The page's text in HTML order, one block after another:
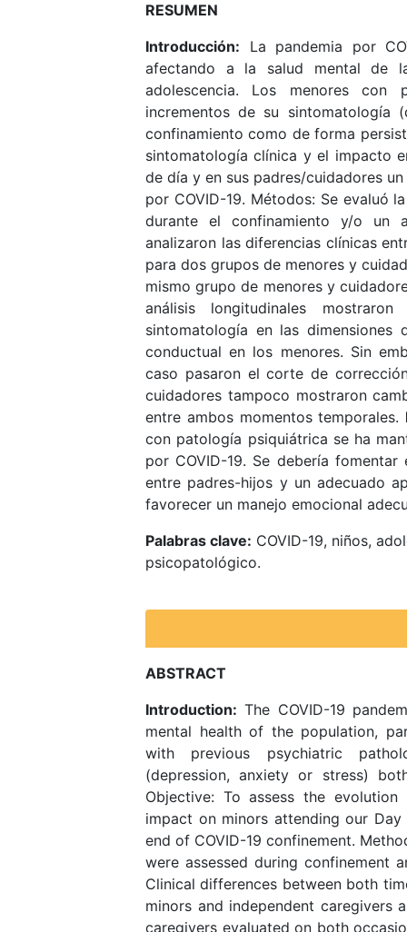
RESUMEN
Introducción: La pandemia por
afectando a la salud mental de
adolescencia. Los menores con
incrementos de su sintomatología
confinamiento como de forma
sintomatología clínica y el impacto
de día y en sus padres/cuidadores
por COVID-19. Métodos: Se evaluó
durante el confinamiento y/o un
analizaron las diferencias clínicas
para dos grupos de menores y
mismo grupo de menores y
análisis longitudinales
sintomatología en las
conductual en los menores. Sin
caso pasaron el corte de
cuidadores tampoco mostraron
entre ambos momentos temporales.
con patología psiquiátrica se ha
por COVID-19. Se debería
entre padres-hijos y un adecuado
favorecer un manejo emocional
Palabras clave: COVID-19, niños,
psicopatológico.
ABSTRACT
Introduction: The COVID-19
mental health of the population,
with previous psychiatric
(depression, anxiety or stress)
Objective: To assess the
impact on minors attending our
end of COVID-19 confinement.
were assessed during confinement
Clinical differences between both
minors and independent caregivers
caregivers evaluated on both